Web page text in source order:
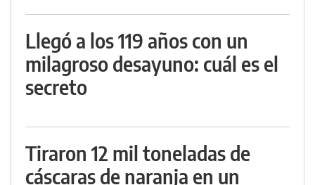
Llegó a los 119 años con un
milagroso desayuno: cuál es el
secreto
Tiraron 12 mil toneladas de
cáscaras de naranja en un